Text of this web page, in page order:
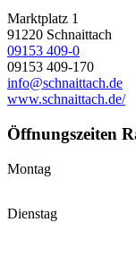
Marktplatz 1
91220 Schnaittach
09153 409-0
09153 409-170
info@schnaittach.de
www.schnaittach.de/
Öffnungszeiten
Montag
Dienstag